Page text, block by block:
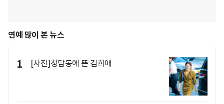
연예 많이 본 뉴스
1 [사진]청담동에 뜬 김희애